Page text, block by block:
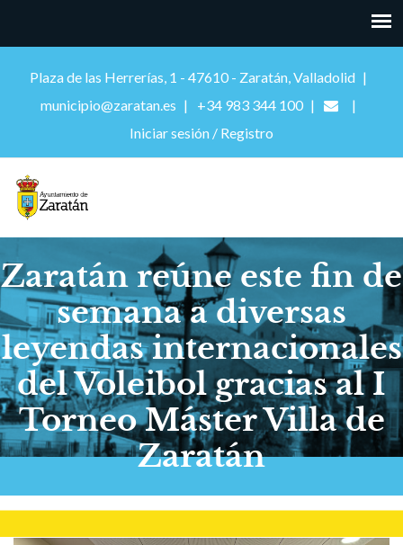
Plaza de las Herrerías, 1 - 47610 - Zaratán, Valladolid
municipio@zaratan.es
+34 983 344 100
Iniciar sesión / Registro
Zaratán reúne este fin de
semana a diversas
leyendas internacionales
del Voleibol gracias al I
Torneo Máster Villa de
Zaratán